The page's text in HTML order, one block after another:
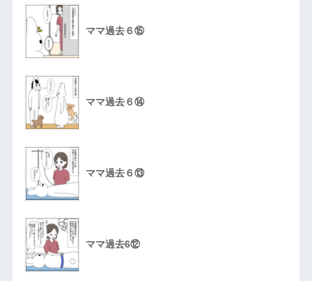
ママ過去６⑮
ママ過去６⑭
ママ過去６⑬
ママ過去6⑫